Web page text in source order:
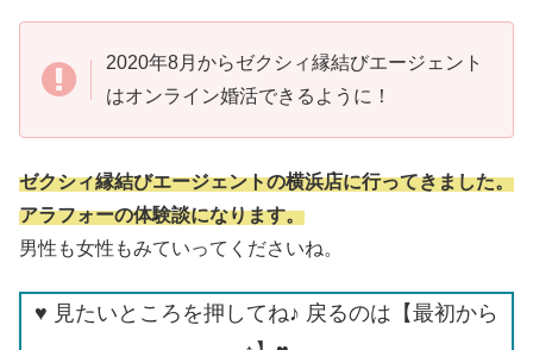
2020年8月からゼクシィ縁結びエージェント
はオンライン婚活できるように！
ゼクシィ縁結びエージェントの横浜店に行ってきました。
アラフォーの体験談になります。
男性も女性もみていってくださいね。
♥ 見たいところを押してね♪ 戻るのは【最初から